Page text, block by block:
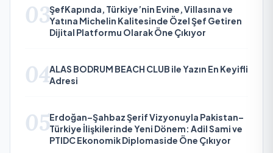
03ŞefKapında, Türkiye’nin Evine, Villasına ve
Yatına Michelin Kalitesinde Özel Şef Getiren
Dijital Platformu Olarak Öne Çıkıyor
04ALAS BODRUM BEACH CLUB ile Yazın En Keyifli
Adresi
05Erdoğan–Şahbaz Şerif Vizyonuyla Pakistan–
Türkiye İlişkilerinde Yeni Dönem: Adil Sami ve
PTIDC Ekonomik Diplomaside Öne Çıkıyor